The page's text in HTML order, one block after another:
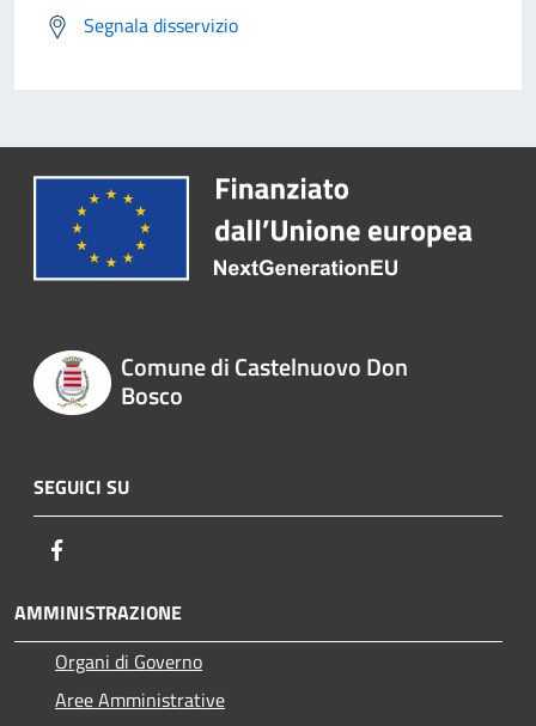
Segnala disservizio
Comune di Castelnuovo Don
Bosco
SEGUICI SU
AMMINISTRAZIONE
Organi di Governo
Aree Amministrative